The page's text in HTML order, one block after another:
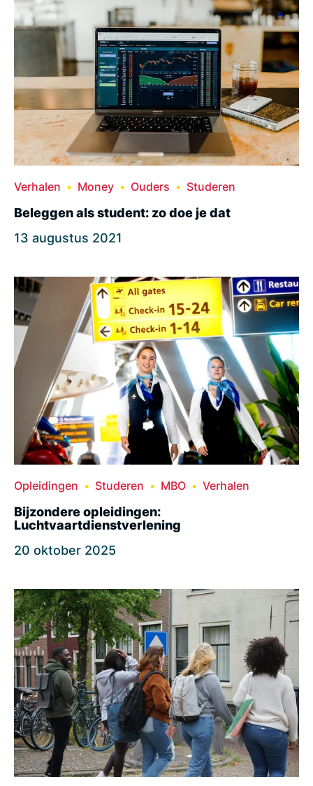
Verhalen Money Ouders Studeren
Beleggen als student: zo doe je dat
13 augustus 2021
Opleidingen Studeren MBO Verhalen
Bijzondere opleidingen:
Luchtvaartdienstverlening
20 oktober 2025